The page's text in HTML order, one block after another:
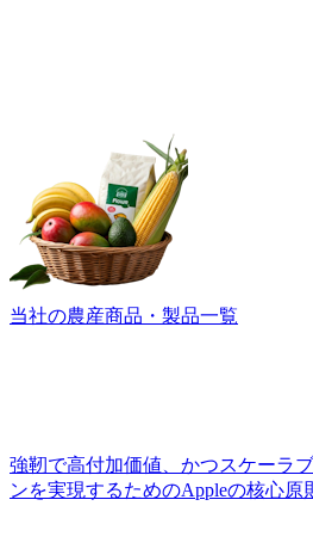
当社の農産商品・製品一覧
強靭で高付加価値、かつスケーラ
ンを実現するためのAppleの核心原